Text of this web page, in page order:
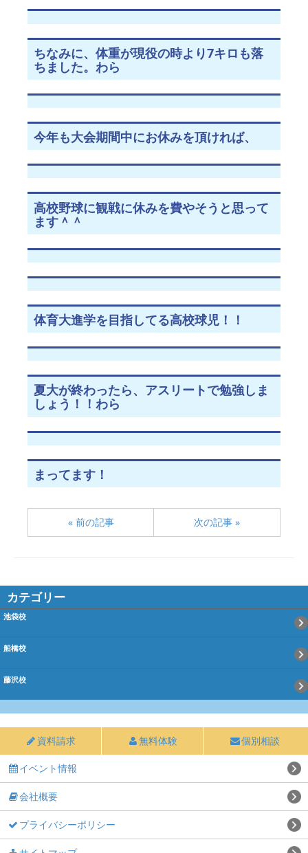
ちなみに、体重が現役の時より7キロも落
ちました。わら
今年も大会期間中にお休みを頂ければ、
高校野球に観戦に休みを費やそうと思って
ます＾＾
体育大進学を目指してる高校球児！！
夏大が終わったら、アスリートで勉強しま
しょう！！わら
まってます！
« 前の記事 次の記事 »
カテゴリー
池袋校
船橋校
藤沢校
資料請求 無料体験 個別相談
イベント情報
会社概要
プライバシーポリシー